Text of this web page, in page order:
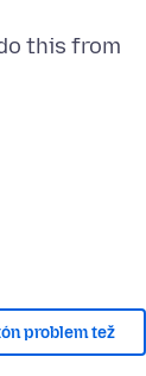
this from
problem tež